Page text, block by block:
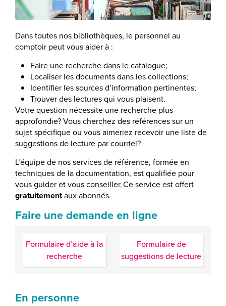
Dans toutes nos bibliothèques, le personnel au
comptoir peut vous aider à :
Faire une recherche dans le catalogue;
Localiser les documents dans les collections;
Identifier les sources d’information pertinentes;
Trouver des lectures qui vous plaisent.
Votre question nécessite une recherche plus
approfondie? Vous cherchez des références sur un
sujet spécifique ou vous aimeriez recevoir une liste de
suggestions de lecture par courriel?
L’équipe de nos services de référence, formée en
techniques de la documentation, est qualifiée pour
vous guider et vous conseiller. Ce service est offert
gratuitementaux abonnés.
Faire une demande en ligne
Formulaire d’aide à la
recherche
Formulaire de
suggestions de lecture
En personne